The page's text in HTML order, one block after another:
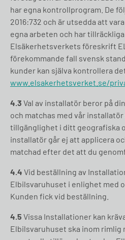
har egna kontrollprogram. De
2016:732 och är utsedda att
egna arbeten och har
Elsäkerhetsverkets föreskrift
förekommande fall svensk
kunder kan själva kontrollera
www.elsakerhetsverket.se/
4.3 Val av installatör beror på
och matchas med vår
tillgänglighet i ditt geografiska
installatör går ej att applicera
matchad efter det att du
4.4 Vid beställning av
Elbilsvaruhuset i enlighet med
Kunden fick vid beställning.
4.5 Vissa Installationer kan
Elbilsvaruhuset ska inom rimlig